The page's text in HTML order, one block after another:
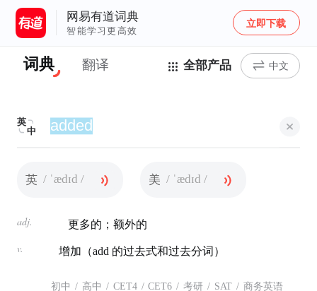
网易有道词典
智能学习更高效
立即下载
词典 翻译 全部产品 中文
英
中
英 / ˈædɪd / 美 / ˈædɪd /
adj. 更多的；额外的
v. 增加（add 的过去式和过去分词）
初中 / 高中 / CET4 / CET6 / 考研 / SAT / 商务英语